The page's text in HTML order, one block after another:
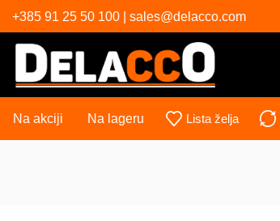
+385 91 25 50 100 | sales@delacco.com
Na akciji Na lageru Lista želja